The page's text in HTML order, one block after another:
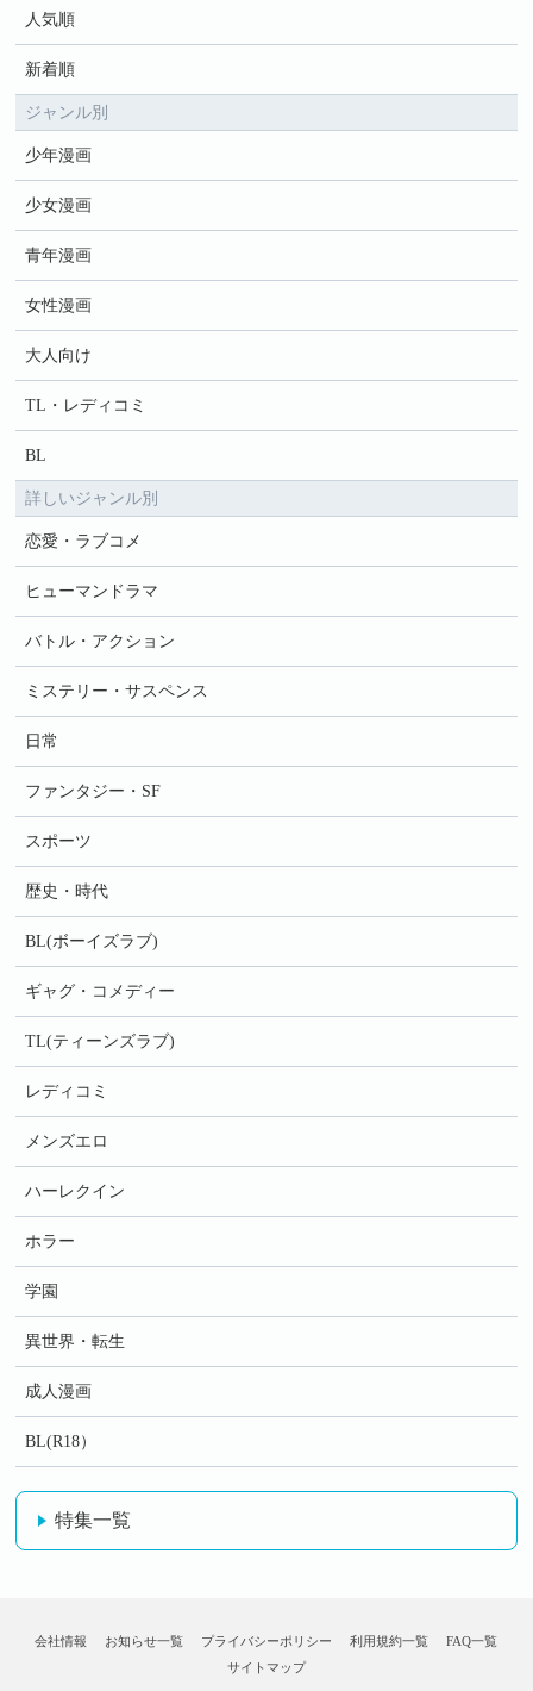
人気順
新着順
ジャンル別
少年漫画
少女漫画
青年漫画
女性漫画
大人向け
TL・レディコミ
BL
詳しいジャンル別
恋愛・ラブコメ
ヒューマンドラマ
バトル・アクション
ミステリー・サスペンス
日常
ファンタジー・SF
スポーツ
歴史・時代
BL(ボーイズラブ)
ギャグ・コメディー
TL(ティーンズラブ)
レディコミ
メンズエロ
ハーレクイン
ホラー
学園
異世界・転生
成人漫画
BL(R18）
特集一覧
会社情報 お知らせ一覧 プライバシーポリシー 利用規約一覧
FAQ一覧
サイトマップ